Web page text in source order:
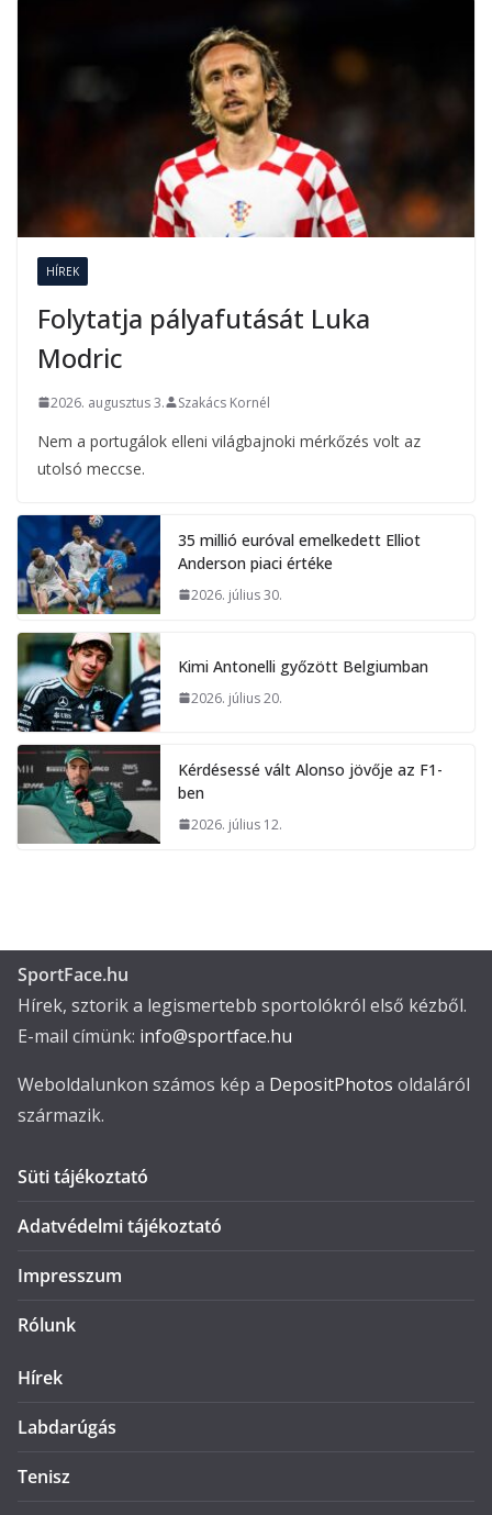
HÍREK
Folytatja pályafutását Luka
Modric
2026. augusztus 3. Szakács Kornél
Nem a portugálok elleni világbajnoki mérkőzés volt az
utolsó meccse.
35 millió euróval emelkedett Elliot
Anderson piaci értéke
2026. július 30.
Kimi Antonelli győzött Belgiumban
2026. július 20.
Kérdésessé vált Alonso jövője az F1-
ben
2026. július 12.
SportFace.hu
Hírek, sztorik a legismertebb sportolókról első kézből.
E-mail címünk: info@sportface.hu
Weboldalunkon számos kép a DepositPhotos oldaláról
származik.
Süti tájékoztató
Adatvédelmi tájékoztató
Impresszum
Rólunk
Hírek
Labdarúgás
Tenisz